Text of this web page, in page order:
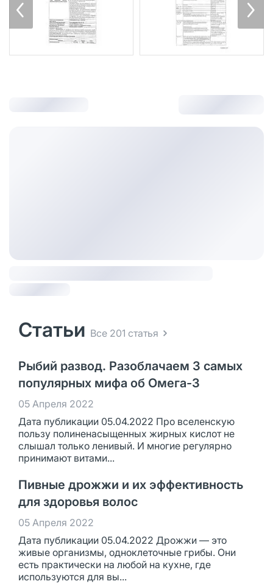
Статьи Все 201 статья
Рыбий развод. Разоблачаем 3 самых
популярных мифа об Омега-3
05 Апреля 2022
Дата публикации 05.04.2022 Про вселенскую
пользу полиненасыщенных жирных кислот не
слышал только ленивый. И многие регулярно
принимают витами...
Пивные дрожжи и их эффективность
для здоровья волос
05 Апреля 2022
Дата публикации 05.04.2022 Дрожжи — это
живые организмы, одноклеточные грибы. Они
есть практически на любой на кухне, где
используются для вы...